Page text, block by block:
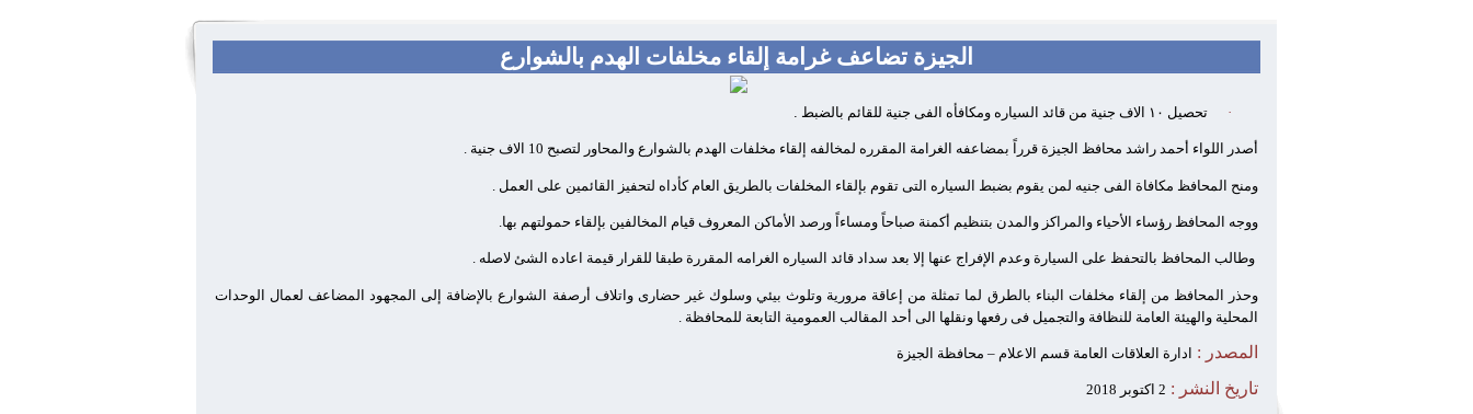
الجيزة تضاعف غرامة إلقاء مخلفات الهدم بالشوارع
· تحصيل ١٠ الاف جنية من قائد السياره ومكافأه الفى جنية للقائم بالضبط .
أصدر اللواء أحمد راشد محافظ الجيزة قرراً بمضاعفه الغرامة المقرره لمخالفه إلقاء مخلفات الهدم بالشوارع والمحاور لتصبح 10 الاف جنية .
ومنح المحافظ مكافاة الفى جنيه لمن يقوم بضبط السياره التى تقوم بإلقاء المخلفات بالطريق العام كأداه لتحفيز القائمين على العمل .
ووجه المحافظ رؤساء الأحياء والمراكز والمدن بتنظيم أكمنة صباحاً ومساءاً ورصد الأماكن المعروف قيام المخالفين بإلقاء حمولتهم بها.
وطالب المحافظ بالتحفظ على السيارة وعدم الإفراج عنها إلا بعد سداد قائد السياره الغرامه المقررة طبقا للقرار قيمة اعاده الشئ لاصله .
وحذر المحافظ من إلقاء مخلفات البناء بالطرق لما تمثلة من إعاقة مرورية وتلوث بيئي وسلوك غير حضارى واتلاف أرصفة الشوارع بالإضافة إلى المجهود المضاعف لعمال الوحدات
المحلية والهيئة العامة للنظافة والتجميل فى رفعها ونقلها الى أحد المقالب العمومية التابعة للمحافظة .
المصدر : ادارة العلاقات العامة قسم الاعلام – محافظة الجيزة
تاريخ النشر : 2 اكتوبر 2018